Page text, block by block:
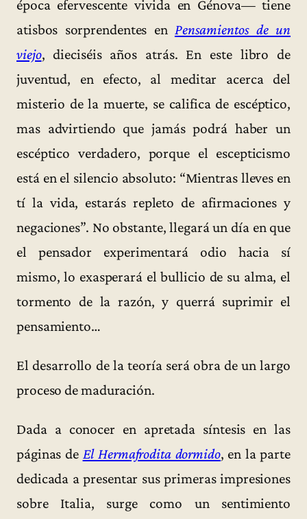
época efervescente vivida en Génova— tiene
atisbos sorprendentes en Pensamientos de un
viejo, dieciséis años atrás. En este libro de
juventud, en efecto, al meditar acerca del
misterio de la muerte, se califica de escéptico,
mas advirtiendo que jamás podrá haber un
escéptico verdadero, porque el escepticismo
está en el silencio absoluto: “Mientras lleves en
tí la vida, estarás repleto de afirmaciones y
negaciones”. No obstante, llegará un día en que
el pensador experimentará odio hacia sí
mismo, lo exasperará el bullicio de su alma, el
tormento de la razón, y querrá suprimir el
pensamiento…
El desarrollo de la teoría será obra de un largo
proceso de maduración.
Dada a conocer en apretada síntesis en las
páginas de El Hermafrodita dormido, en la parte
dedicada a presentar sus primeras impresiones
sobre Italia, surge como un sentimiento